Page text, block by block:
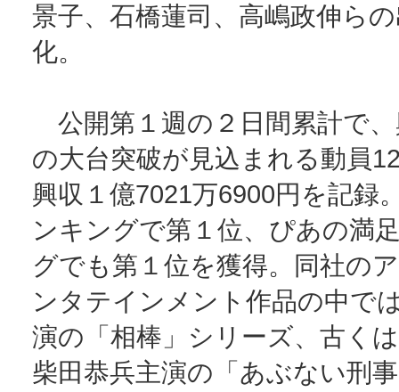
景子、石橋蓮司、高嶋政伸ら
化。
公開第１週の２日間累計で
の大台突破が見込まれる動員
興収１億7021万6900円を記録
ンキングで第１位、ぴあの満
グでも第１位を獲得。同社の
ンタテインメント作品の中で
演の「相棒」シリーズ、古く
柴田恭兵主演の「あぶない刑